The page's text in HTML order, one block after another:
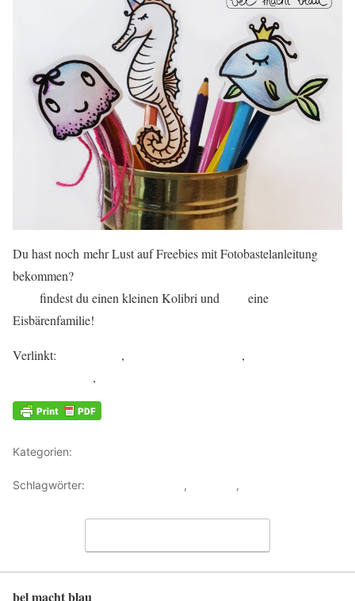
Du hast noch mehr Lust auf Freebies mit Fotobastelanleitung
bekommen?
findest du einen kleinen Kolibri und
eine
Eisbärenfamilie!
Verlinkt: ,
,
,
Kategorien:
Schlagwörter: , ,
bel macht blau